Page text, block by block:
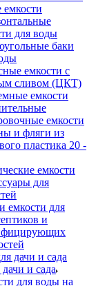
емкости
для воды
баки
емкости с
сливом (ЦКТ)
емкости
емкости
и фляги из
пластика 20 -
емкости
для
емкости для
и
и сада
для воды на